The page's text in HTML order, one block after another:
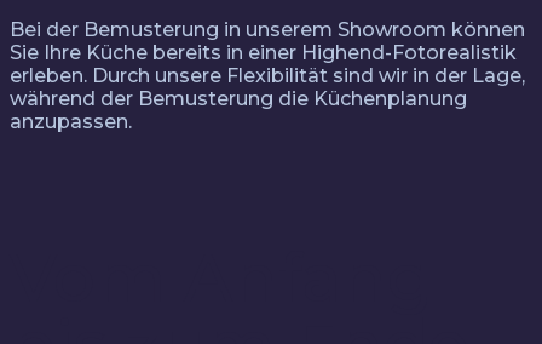
Bei der Bemusterung in unserem Showroom können
Sie Ihre Küche bereits in einer Highend-Fotorealistik
erleben. Durch unsere Flexibilität sind wir in der Lage,
während der Bemusterung die Küchenplanung
anzupassen.